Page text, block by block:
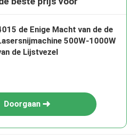
de Enige Macht van de de
500W-1000W
de Lijstvezel
Doorgaan